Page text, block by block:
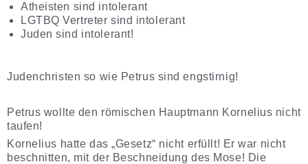
Atheisten sind intolerant
LGTBQ Vertreter sind intolerant
Juden sind intolerant!
Judenchristen so wie Petrus sind engstirnig!
Petrus wollte den römischen Hauptmann Kornelius nicht
taufen!
Kornelius hatte das „Gesetz“ nicht erfüllt! Er war nicht
beschnitten, mit der Beschneidung des Mose! Die